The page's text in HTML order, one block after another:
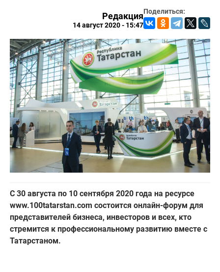
Поделиться:
Редакция
14 август 2020 - 15:47
С 30 августа по 10 сентября 2020 года на ресурсе
www.100tatarstan.com состоится онлайн-форум для
представителей бизнеса, инвесторов и всех, кто
стремится к профессиональному развитию вместе с
Татарстаном.